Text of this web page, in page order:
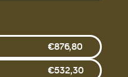
€876,80
€532,30